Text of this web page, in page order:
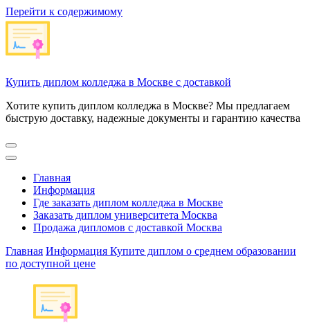
Перейти к содержимому
Купить диплом колледжа в Москве с доставкой
Хотите купить диплом колледжа в Москве? Мы предлагаем
быструю доставку, надежные документы и гарантию качества
Главная
Информация
Где заказать диплом колледжа в Москве
Заказать диплом университета Москва
Продажа дипломов с доставкой Москва
Главная Информация Купите диплом о среднем образовании
по доступной цене